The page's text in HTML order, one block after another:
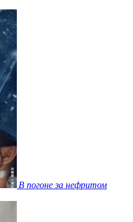
В погоне за нефритом